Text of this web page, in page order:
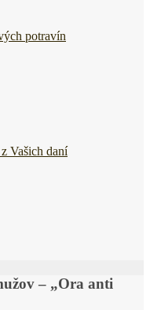
potravín
Vašich daní
– „Ora anti